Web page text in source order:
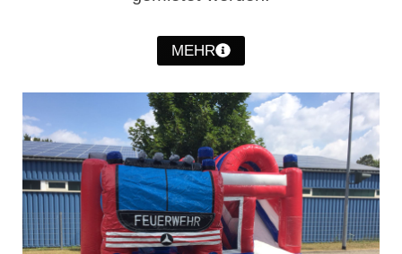
Christkindwiegen 2024
Christkindwiegen 2023
Christkindwiegen 2022
Christkindwiegen 2021
Christkindwiegen 2019
Christkindwiegen 2018
MEHR